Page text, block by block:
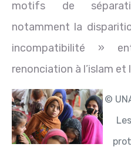
motifs de
notamment la
incompatibilité »
renonciation à l’islam
©